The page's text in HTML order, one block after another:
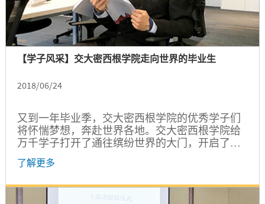
【学子风采】交大密西根学院走向世界的毕业生
2018/06/24
又到一年毕业季，交大密西根学院的优秀学子们
将怀惴梦想，奔赴世界各地。交大密西根学院给
万千学子打开了通往缤纷世界的大门，开启了他
们精彩的青春故事。未来，这些优秀学子们又将
走向何方继续他们的追梦之路？就让我们拭目以
了解更多